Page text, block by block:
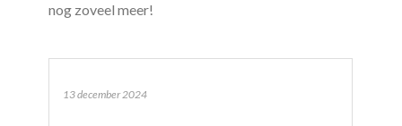
nog zoveel meer!
13 december 2024